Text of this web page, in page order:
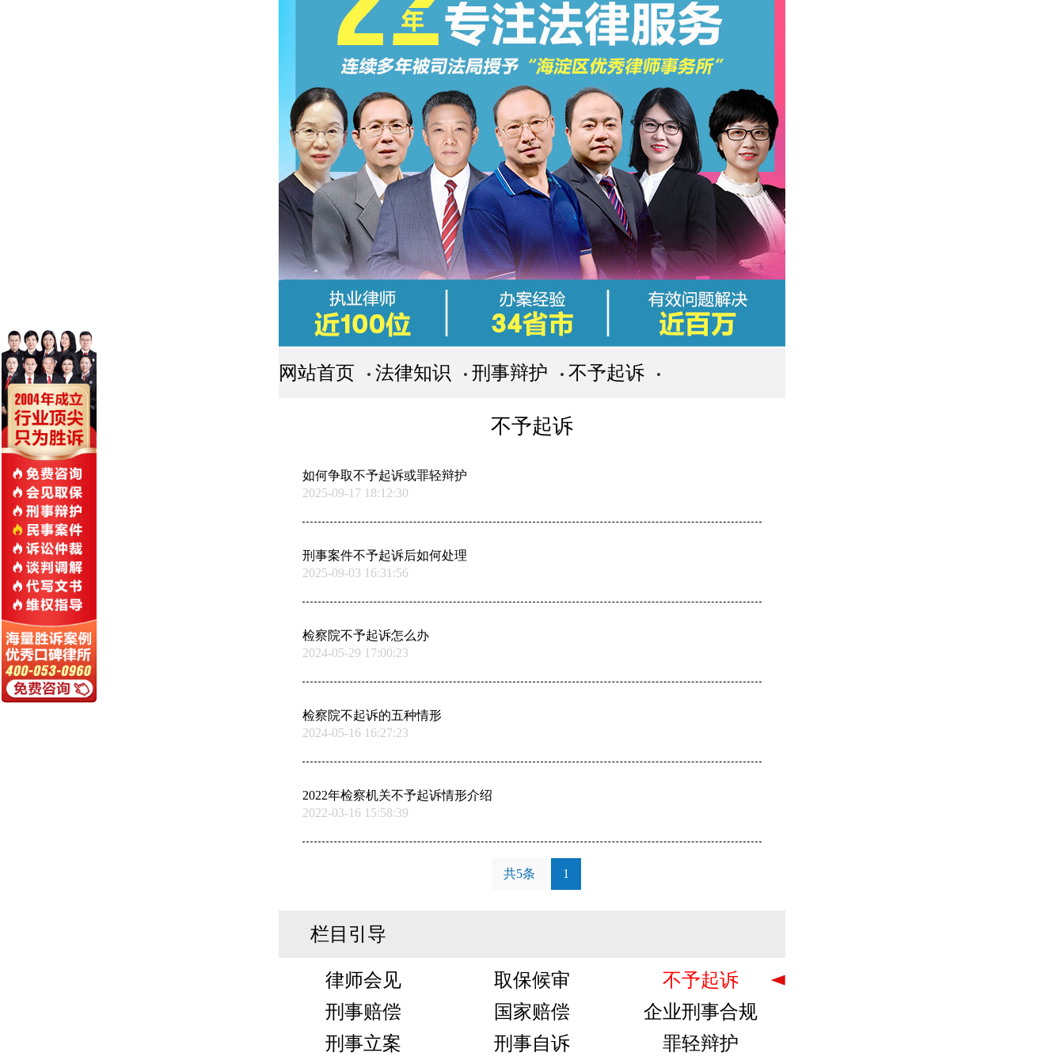
网站首页 法律知识 刑事辩护 不予起诉
不予起诉
如何争取不予起诉或罪轻辩护
2025-09-17 18:12:30
刑事案件不予起诉后如何处理
2025-09-03 16:31:56
检察院不予起诉怎么办
2024-05-29 17:00:23
检察院不起诉的五种情形
2024-05-16 16:27:23
2022年检察机关不予起诉情形介绍
2022-03-16 15:58:39
共5条 1
栏目引导
律师会见 取保候审
不予起诉
刑事赔偿
国家赔偿
企业刑事合规
刑事立案
刑事自诉 罪轻辩护